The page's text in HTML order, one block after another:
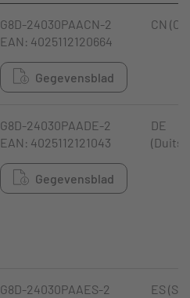
G8D-24030PAACN-2
EAN: 4025112120664
Gegevensblad
CN
G8D-24030PAADE-2
EAN: 4025112121043
Gegevensblad
DE
G8D-24030PAAES-2
ES